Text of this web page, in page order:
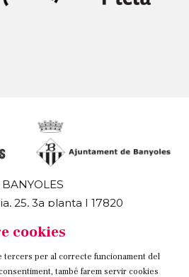
25, 3a planta | 17820
00 50
Ús de Cookies Contacteu
cookies
tercers per al correcte funcionament del
també farem servir cookies